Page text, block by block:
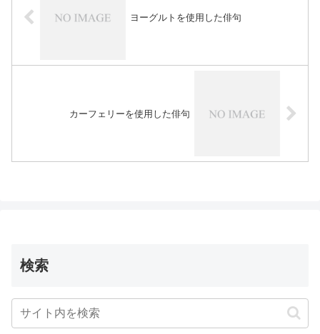
ヨーグルトを使用した俳句
カーフェリーを使用した俳句
検索